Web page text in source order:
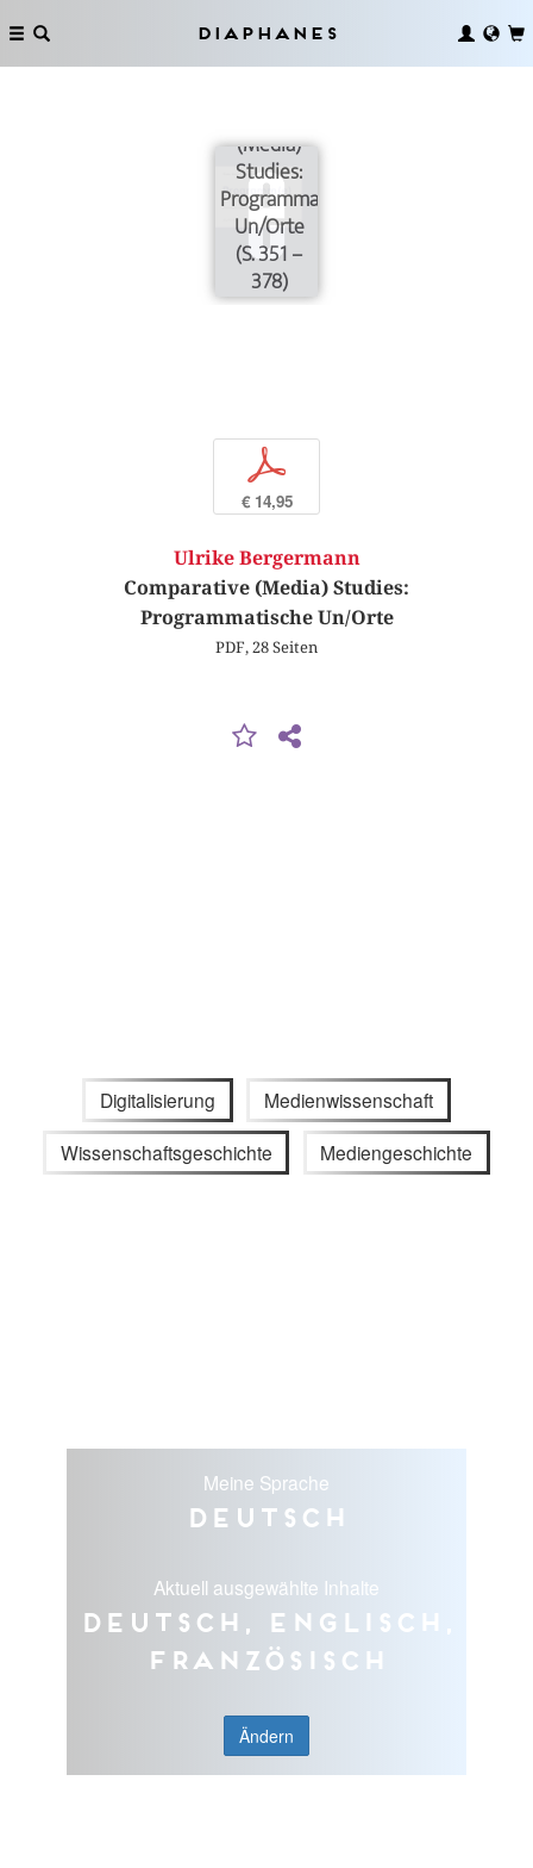
Diaphanes
(Media)
Studies:
Programmatische
Un/Orte
(S. 351 –
378)
p
€ 14,95
Ulrike Bergermann
Comparative (Media) Studies:
Programmatische Un/Orte
PDF, 28 Seiten
Digitalisierung Medienwissenschaft
Wissenschaftsgeschichte Mediengeschichte
Meine Sprache
Deutsch
Aktuell ausgewählte Inhalte
Deutsch, Englisch,
Französisch
Ändern